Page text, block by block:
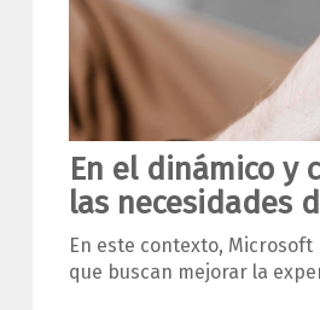
En el dinámico y
las necesidades
En este contexto,
que buscan mejorar la